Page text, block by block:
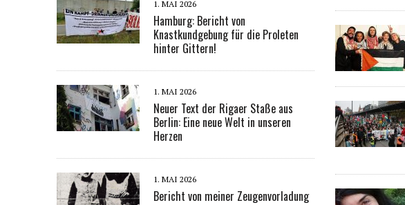
1. MAI 2026
Hamburg: Bericht von
Knastkundgebung für die Proleten
hinter Gittern!
1. MAI 2026
Neuer Text der Rigaer Staße aus
Berlin: Eine neue Welt in unseren
Herzen
1. MAI 2026
Bericht von meiner Zeugenvorladung